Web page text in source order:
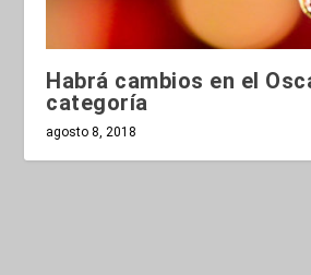
Habrá cambios en el
categoría
agosto 8, 2018